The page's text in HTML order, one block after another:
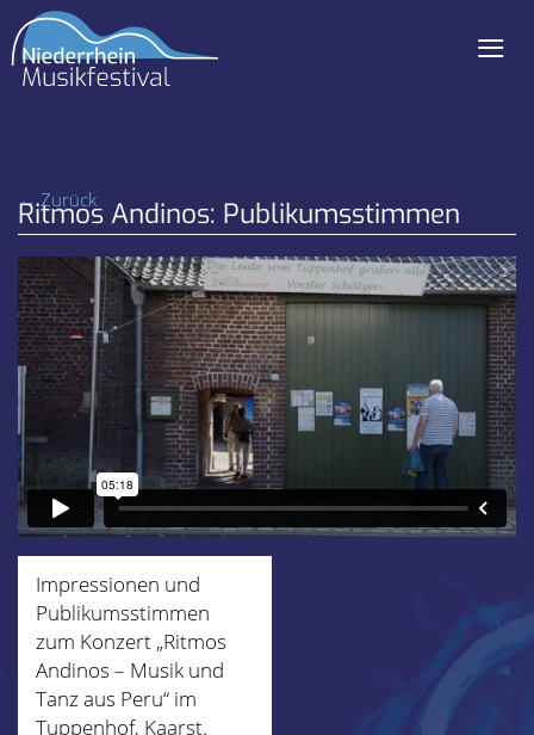
≡
← Zurück
Ritmos Andinos: Publikumsstimmen
Impressionen und
Publikumsstimmen
zum Konzert „Ritmos
Andinos – Musik und
Tanz aus Peru“ im
Tuppenhof, Kaarst.